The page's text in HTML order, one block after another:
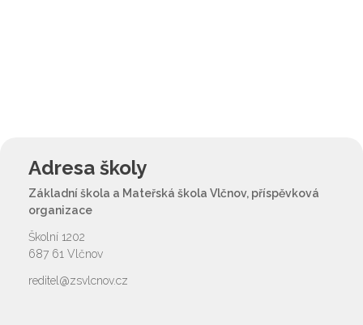
Adresa školy
Základní škola a Mateřská škola Vlčnov, příspěvková
organizace
Školní 1202
687 61 Vlčnov
reditel@zsvlcnov.cz